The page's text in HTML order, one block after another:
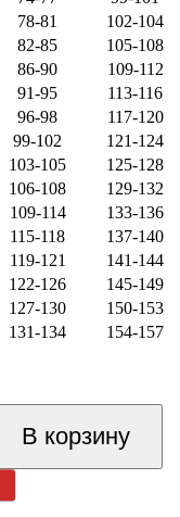
78-81
102-104
82-85
105-108
86-90
109-112
91-95
113-116
96-98
117-120
99-102
121-124
103-105
125-128
106-108
129-132
109-114
133-136
115-118
137-140
119-121
141-144
122-126
145-149
127-130
150-153
131-134 154-157